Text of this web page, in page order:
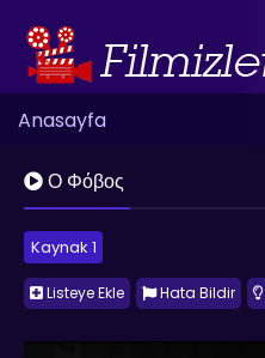
Anasayfa
Ο Φόβος
Kaynak 1
Listeye Ekle Hata Bildir